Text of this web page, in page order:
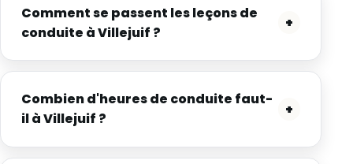
Comment se passent les leçons de
conduite à Villejuif ?
+
Combien d'heures de conduite faut-
il à Villejuif ?
+